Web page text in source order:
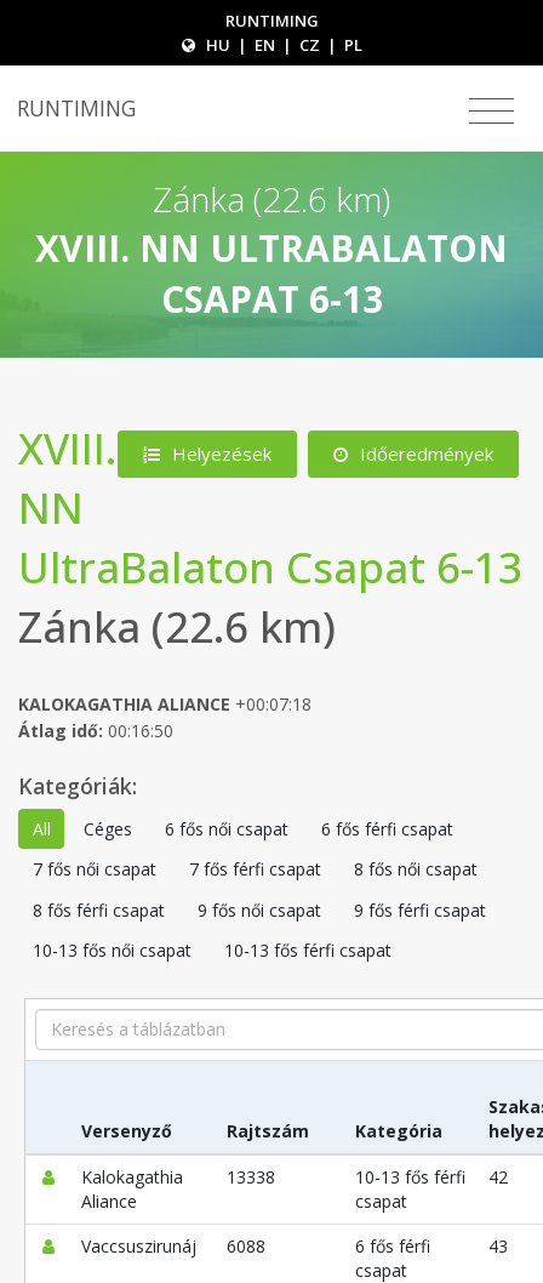
RUNTIMING
HU | EN | CZ | PL
RUNTIMING
Zánka (22.6 km)
XVIII. NN ULTRABALATON
CSAPAT 6-13
Helyezések Időeredmények
XVIII.
NN
UltraBalaton Csapat 6-13
Zánka (22.6 km)
KALOKAGATHIA ALIANCE +00:07:18
Átlag idő: 00:16:50
Kategóriák:
All Céges 6 fős női csapat
6 fős férfi csapat
7 fős női csapat
7 fős férfi csapat
8 fős női csapat
8 fős férfi csapat
9 fős női csapat
9 fős férfi csapat
10-13 fős női csapat
10-13 fős férfi csapat
Search
Versenyző Rajtszám Kategória
Kalokagathia
Aliance
13338
10-13 fős férfi
csapat
42
Vaccsuszirunáj 6088
6 fős férfi
csapat
43